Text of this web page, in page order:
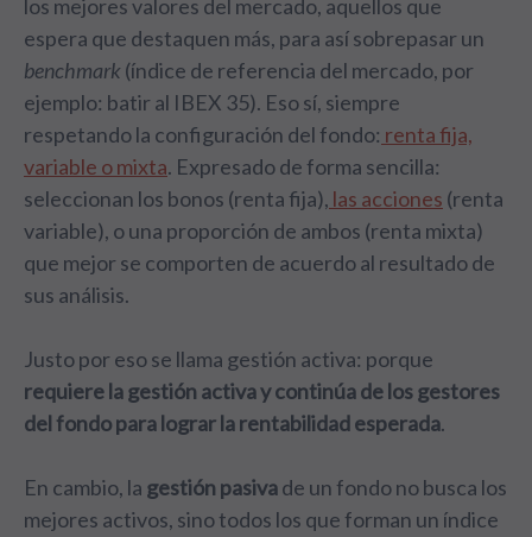
los mejores valores del mercado, aquellos que
espera que destaquen más, para así sobrepasar un
benchmark (índice de referencia del mercado, por
ejemplo: batir al IBEX 35). Eso sí, siempre
respetando la configuración del fondo: renta fija,
variable o mixta. Expresado de forma sencilla:
seleccionan los bonos (renta fija), las acciones (renta
variable), o una proporción de ambos (renta mixta)
que mejor se comporten de acuerdo al resultado de
sus análisis.
Justo por eso se llama gestión activa: porque
requiere la gestión activa y continúa de los gestores
del fondo para lograr la rentabilidad esperada.
En cambio, la gestión pasivade un fondo no busca los
mejores activos, sino todos los que forman un índice